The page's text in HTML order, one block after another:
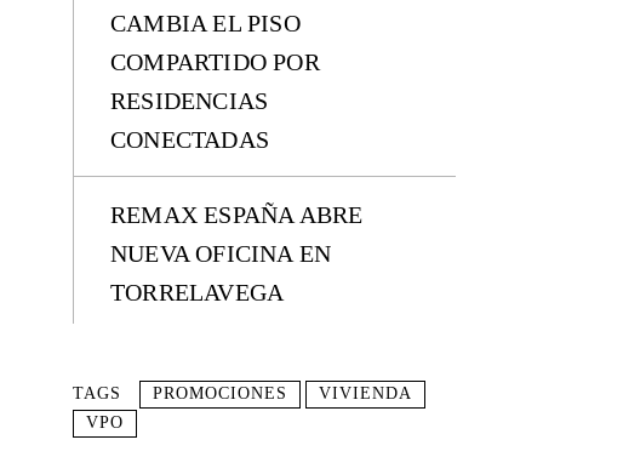
CAMBIA EL PISO
COMPARTIDO POR
RESIDENCIAS
CONECTADAS
REMAX ESPAÑA ABRE
NUEVA OFICINA EN
TORRELAVEGA
TAGS PROMOCIONES
VIVIENDA
VPO